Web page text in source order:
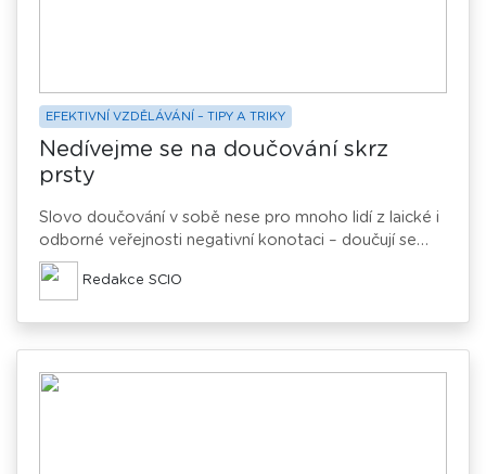
EFEKTIVNÍ VZDĚLÁVÁNÍ – TIPY A TRIKY
Nedívejme se na doučování skrz
prsty
Slovo doučování v sobě nese pro mnoho lidí z laické i
odborné veřejnosti negativní konotaci – doučují se
přeci ti slabí. Ve skutečnosti i opak může být pravdou
a je na čase tohle slovo rehabilitovat.
Redakce SCIO